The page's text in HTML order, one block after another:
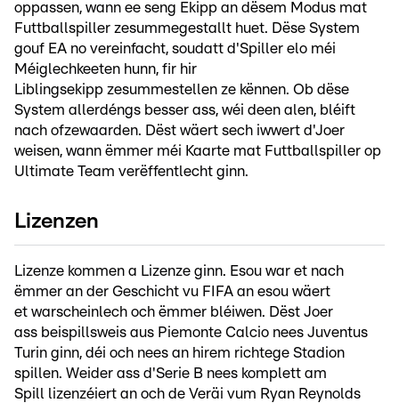
oppassen, wann ee seng Ekipp an dësem Modus mat
Futtballspiller zesummegestallt huet. Dëse System
gouf EA no vereinfacht, soudatt d'Spiller elo méi
Méiglechkeeten hunn, fir hir
Liblingsekipp zesummestellen ze kënnen. Ob dëse
System allerdéngs besser ass, wéi deen alen, bléift
nach ofzewaarden. Dëst wäert sech iwwert d'Joer
weisen, wann ëmmer méi Kaarte mat Futtballspiller op
Ultimate Team verëffentlecht ginn.
Lizenzen
Lizenze kommen a Lizenze ginn. Esou war et nach
ëmmer an der Geschicht vu FIFA an esou wäert
et warscheinlech och ëmmer bléiwen. Dëst Joer
ass beispillsweis aus Piemonte Calcio nees Juventus
Turin ginn, déi och nees an hirem richtege Stadion
spillen. Weider ass d'Serie B nees komplett am
Spill lizenzéiert an och de Veräi vum Ryan Reynolds